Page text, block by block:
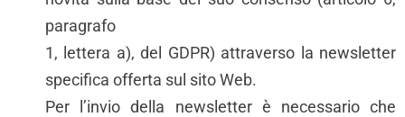
paragrafo
1, lettera a), del GDPR) attraverso la newsletter
specifica offerta sul sito Web.
Per l’invio della newsletter è necessario che